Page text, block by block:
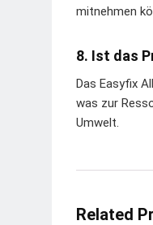
mitnehmen
8. Ist das
Das Easyfix
was zur
Umwelt.
Related